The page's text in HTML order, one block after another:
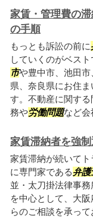
家賃・管理費の
の手順
もっとも訴訟の前に
していくのがベス
市や豊中市、池田
県、奈良県にお住
す。不動産に関す
務や労働問題など会
家賃滞納者を強
家賃滞納が続いて
に専門家である弁護
並・太刀掛法律事務
を中心として、大
らのご相談を承っ